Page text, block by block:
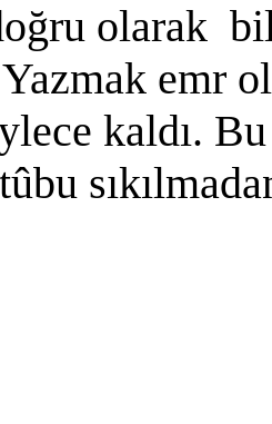
olarak
emr
kaldı.